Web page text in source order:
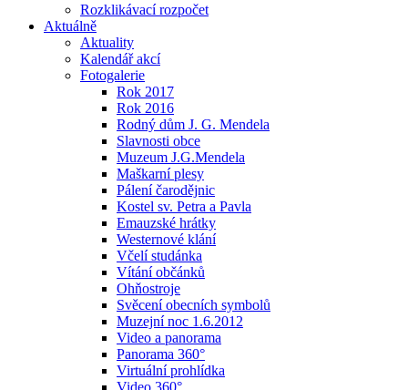
Rozklikávací rozpočet
Aktuálně
Aktuality
Kalendář akcí
Fotogalerie
Rok 2017
Rok 2016
Rodný dům J. G. Mendela
Slavnosti obce
Muzeum J.G.Mendela
Maškarní plesy
Pálení čarodějnic
Kostel sv. Petra a Pavla
Emauzské hrátky
Westernové klání
Včelí studánka
Vítání občánků
Ohňostroje
Svěcení obecních symbolů
Muzejní noc 1.6.2012
Video a panorama
Panorama 360°
Virtuální prohlídka
Video 360°